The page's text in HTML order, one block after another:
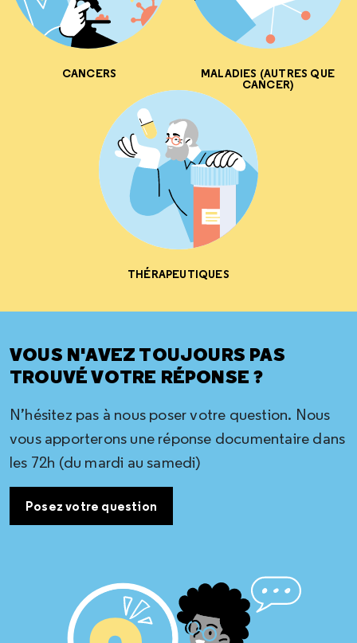
CANCERS MALADIES (AUTRES QUE
CANCER)
THÉRAPEUTIQUES
VOUS N'AVEZ TOUJOURS PAS
TROUVÉ VOTRE RÉPONSE ?
N’hésitez pas à nous poser votre question. Nous
vous apporterons une réponse documentaire dans
les 72h (du mardi au samedi)
Posez votre question